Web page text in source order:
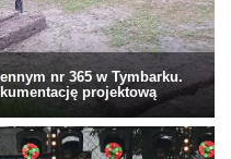
nr 365 w Tymbarku.
projektową